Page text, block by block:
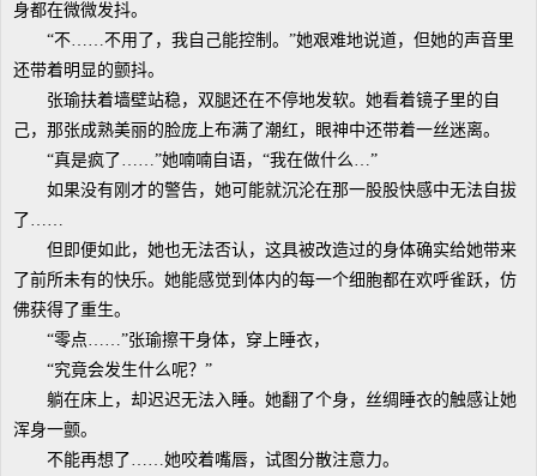
身都在微微发抖。
“不……不用了，我自己能控制。”她艰难地说道，但她的声音里
还带着明显的颤抖。
张瑜扶着墙壁站稳，双腿还在不停地发软。她看着镜子里的自
己，那张成熟美丽的脸庞上布满了潮红，眼神中还带着一丝迷离。
“真是疯了……”她喃喃自语，“我在做什么…”
如果没有刚才的警告，她可能就沉沦在那一股股快感中无法自拔
了……
但即便如此，她也无法否认，这具被改造过的身体确实给她带来
了前所未有的快乐。她能感觉到体内的每一个细胞都在欢呼雀跃，仿
佛获得了重生。
“零点……”张瑜擦干身体，穿上睡衣，
“究竟会发生什么呢？”
躺在床上，却迟迟无法入睡。她翻了个身，丝绸睡衣的触感让她
浑身一颤。
不能再想了……她咬着嘴唇，试图分散注意力。